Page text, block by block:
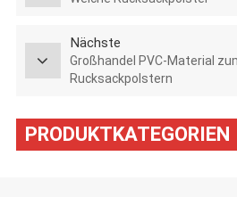
Nächste
Großhandel PVC-Material
Rucksackpolstern
PRODUKTKATEGORIEN